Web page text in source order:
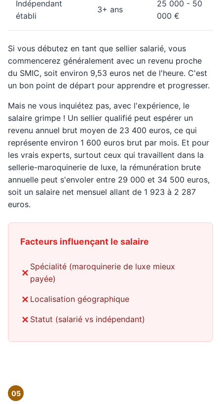
Indépendant
établi
3+ ans
25 000 - 50
000 €
Si vous débutez en tant que sellier salarié, vous
commencerez généralement avec un revenu proche
du SMIC, soit environ 9,53 euros net de l'heure. C'est
un bon point de départ pour apprendre et progresser.
Mais ne vous inquiétez pas, avec l'expérience, le
salaire grimpe ! Un sellier qualifié peut espérer un
revenu annuel brut moyen de 23 400 euros, ce qui
représente environ 1 600 euros brut par mois. Et pour
les vrais experts, surtout ceux qui travaillent dans la
sellerie-maroquinerie de luxe, la rémunération brute
annuelle peut s'envoler entre 29 000 et 34 500 euros,
soit un salaire net mensuel allant de 1 923 à 2 287
euros.
Facteurs influençant le salaire
Spécialité (maroquinerie de luxe mieux
payée)
Localisation géographique
Statut (salarié vs indépendant)
05